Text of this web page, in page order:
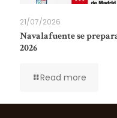
21/07/2026
Navalafuente se
2026
Read more